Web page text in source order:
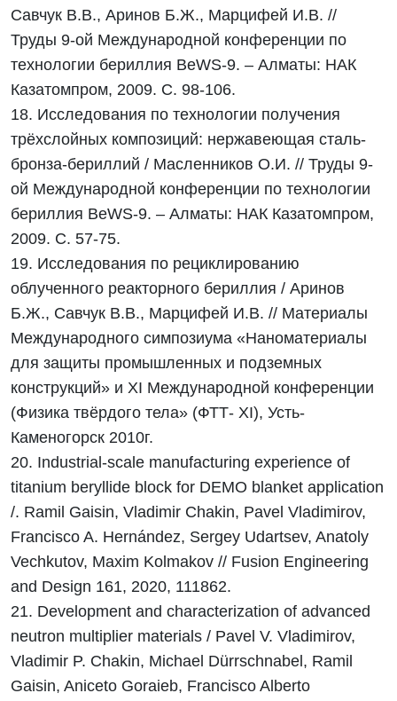
Савчук В.В., Аринов Б.Ж., Марцифей И.В. //
Труды 9-ой Международной конференции по
технологии бериллия ВеWS-9. – Алматы: НАК
Казатомпром, 2009. С. 98-106.
18. Исследования по технологии получения
трёхслойных композиций: нержавеющая сталь-
бронза-бериллий / Масленников О.И. // Труды 9-
ой Международной конференции по технологии
бериллия ВеWS-9. – Алматы: НАК Казатомпром,
2009. С. 57-75.
19. Исследования по рециклированию
облученного реакторного бериллия / Аринов
Б.Ж., Савчук В.В., Марцифей И.В. // Материалы
Международного симпозиума «Наноматериалы
для защиты промышленных и подземных
конструкций» и XI Международной конференции
(Физика твёрдого тела» (ФТТ- XI), Усть-
Каменогорск 2010г.
20. Industrial-scale manufacturing experience of
titanium beryllide block for DEMO blanket application
/. Ramil Gaisin, Vladimir Chakin, Pavel Vladimirov,
Francisco A. Hernández, Sergey Udartsev, Anatoly
Vechkutov, Maxim Kolmakov // Fusion Engineering
and Design 161, 2020, 111862.
21. Development and characterization of advanced
neutron multiplier materials / Pavel V. Vladimirov,
Vladimir P. Chakin, Michael Dürrschnabel, Ramil
Gaisin, Aniceto Goraieb, Francisco Alberto